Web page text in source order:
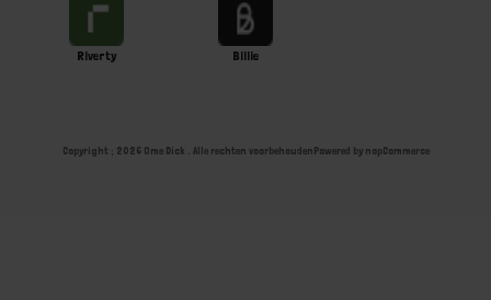
Riverty Billie
Copyright ; 2026 Ome Dick . Alle rechten voorbehoudenPowered by nopCommerce